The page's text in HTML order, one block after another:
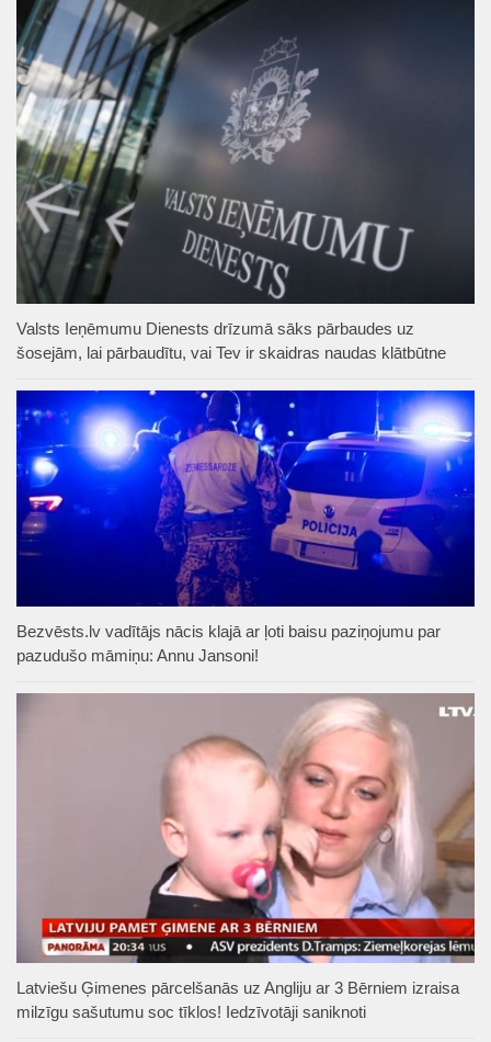
Valsts Ieņēmumu Dienests drīzumā sāks pārbaudes uz
šosejām, lai pārbaudītu, vai Tev ir skaidras naudas klātbūtne
Bezvēsts.lv vadītājs nācis klajā ar ļoti baisu paziņojumu par
pazudušo māmiņu: Annu Jansoni!
Latviešu Ģimenes pārcelšanās uz Angliju ar 3 Bērniem izraisa
milzīgu sašutumu soc tīklos! Iedzīvotāji saniknoti